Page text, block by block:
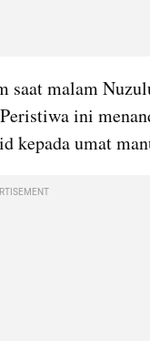
saat malam
ini
kepada umat